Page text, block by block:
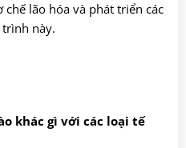
lão hóa và phát triển các
này.
khác gì với các loại tế